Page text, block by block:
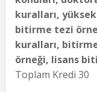
kuralları,
bitirme tezi
kuralları,
örneği, lisans
Toplam Kredi 30